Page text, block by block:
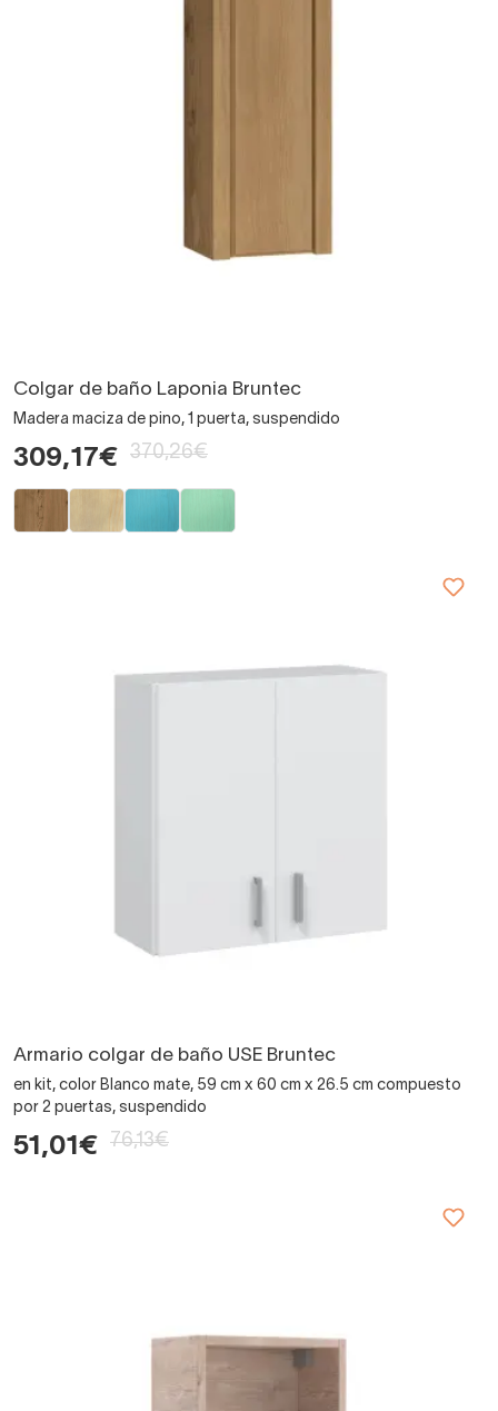
Colgar de baño Laponia Bruntec
Madera maciza de pino, 1 puerta, suspendido
309,17€ 370,26€
Armario colgar de baño USE Bruntec
en kit, color Blanco mate, 59 cm x 60 cm x 26.5 cm compuesto
por 2 puertas, suspendido
51,01€ 76,13€